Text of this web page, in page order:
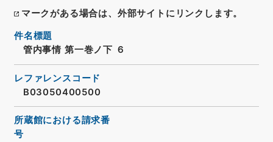
マークがある場合は、外部サイトにリンクします。
件名標題
管内事情 第一巻ノ下 ６
レファレンスコード
B03050400500
所蔵館における請求番
号